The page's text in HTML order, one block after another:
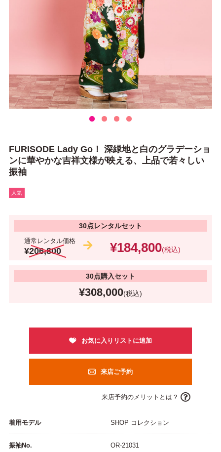
FURISODE Lady Go！ 深緑地と白のグラデーショ
ンに華やかな吉祥文様が映える、上品で若々しい
振袖
人気
30点レンタルセット
通常レンタル価格
¥206,800 ¥184,800(税込)
30点購入セット
¥308,000(税込)
来店ご予約
来店予約のメリットとは？
着用モデル SHOP コレクション
振袖No. OR-21031